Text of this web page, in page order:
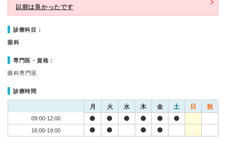
以前は良かったです
診療科目：
眼科
専門医・資格：
眼科専門医
診療時間
月 火 水 木 金 土 日 祝
09:00-12:00
16:00-19:00